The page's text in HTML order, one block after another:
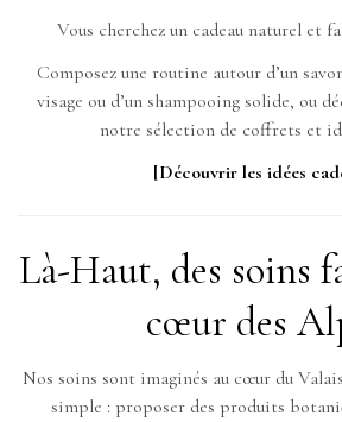
Vous cherchez un cadeau naturel et
Composez une routine autour d’un
visage ou d’un shampooing solide, ou
notre sélection de coffrets et
[Découvrir les idées
Là-Haut, des soins
cœur des
Nos soins sont imaginés au cœur du
simple : proposer des produits